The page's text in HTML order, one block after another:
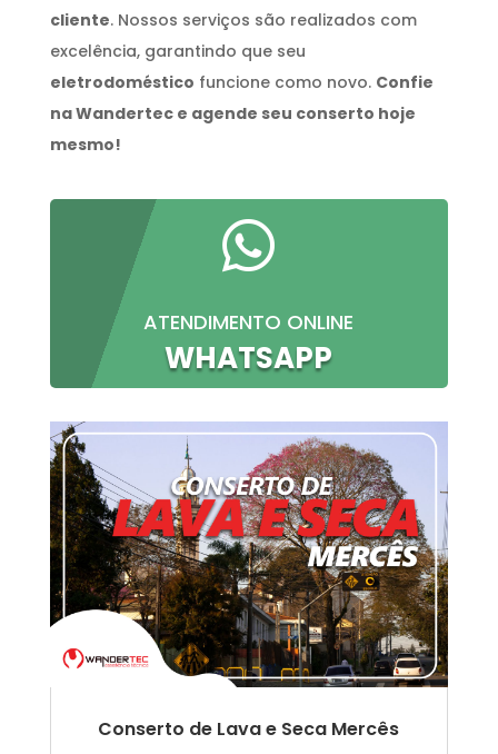
cliente. Nossos serviços são realizados com
excelência, garantindo que seu
eletrodoméstico funcione como novo. Confie
na Wandertec e agende seu conserto hoje
mesmo!

ATENDIMENTO ONLINE
WHATSAPP
Conserto de Lava e Seca Mercês